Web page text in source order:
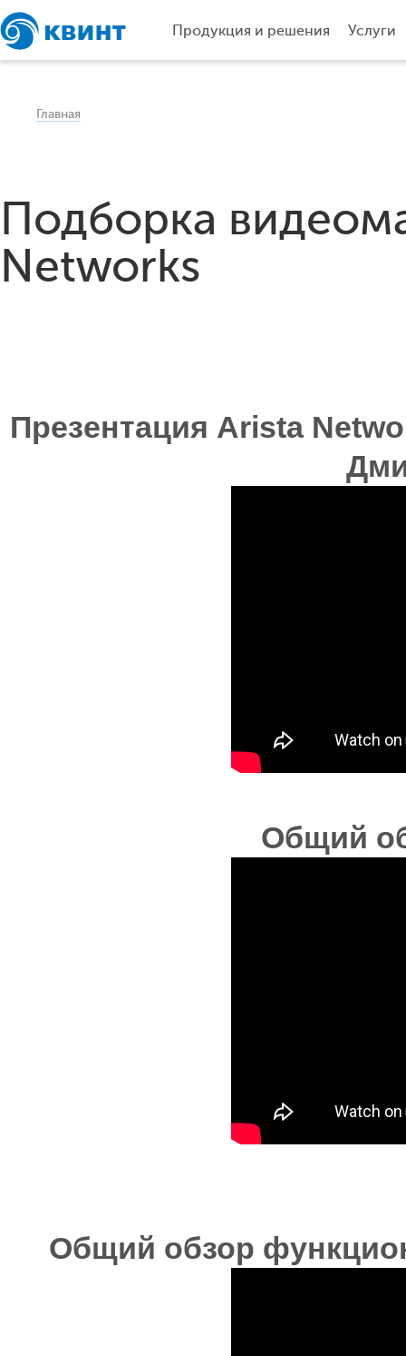
Продукция и решения Услуги
Главная
Подборка
Networks
Презентация Arista
Общий
Общий обзор